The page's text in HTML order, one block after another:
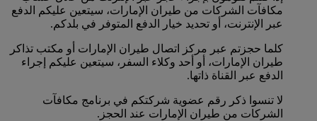
مكافآت الشركات من طيران الإمارات، سيتعين عليكم الدفع
عبر الإنترنت، أو تحديد خيار الدفع المتوفر في بلدكم.
كلما حجزتم عبر مركز اتصال طيران الإمارات أو مكتب تذاكر
طيران الإمارات، أو أحد وكلاء السفر، سيتعين عليكم إجراء
الدفع عبر القناة ذاتها.
لا تنسوا ذكر رقم عضوية شركتكم في برنامج مكافآت
الشركات من طيران الإمارات عند الحجز.